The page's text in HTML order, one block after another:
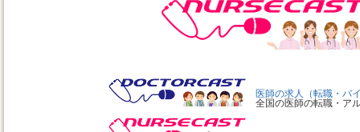
医師の求人（転職・バ
全国の医師の転職・ア